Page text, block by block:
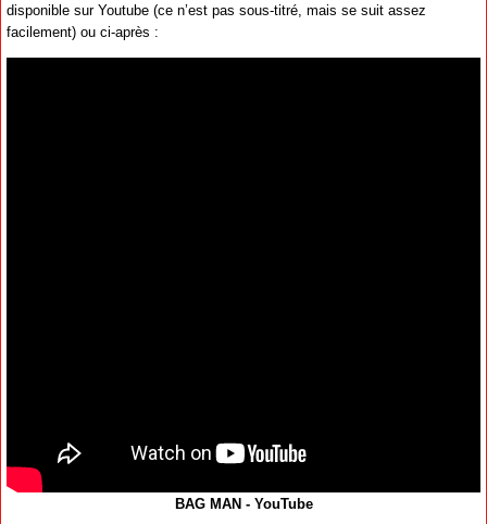
disponible sur Youtube (ce n’est pas sous-titré, mais se suit assez
facilement) ou ci-après :
BAG MAN - YouTube